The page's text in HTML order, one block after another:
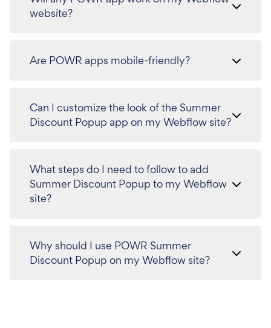
website?
Are POWR apps mobile-friendly?
Can I customize the look of the Summer
Discount Popup app on my Webflow site?
What steps do I need to follow to add
Summer Discount Popup to my Webflow
site?
Why should I use POWR Summer
Discount Popup on my Webflow site?